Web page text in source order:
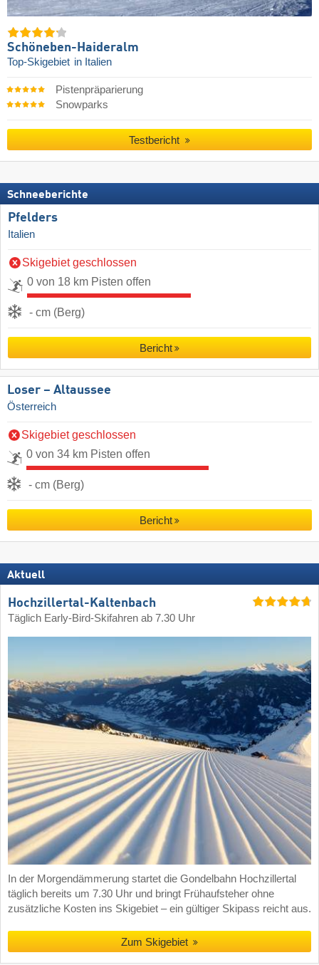
Schöneben-Haideralm
Top-Skigebiet in Italien
Pistenpräparierung
Snowparks
Testbericht
Schneeberichte
Pfelders
Italien
Skigebiet geschlossen
0 von 18 km Pisten offen
- cm (Berg)
Bericht
Loser – Altaussee
Österreich
Skigebiet geschlossen
0 von 34 km Pisten offen
- cm (Berg)
Bericht
Aktuell
Hochzillertal-Kaltenbach
Täglich Early-Bird-Skifahren ab 7.30 Uhr
In der Morgendämmerung startet die Gondelbahn Hochzillertal
täglich bereits um 7.30 Uhr und bringt Frühaufsteher ohne
zusätzliche Kosten ins Skigebiet – ein gültiger Skipass reicht aus.
Zum Skigebiet